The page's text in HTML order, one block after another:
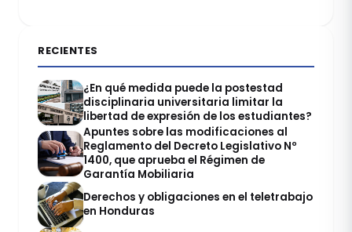
RECIENTES
¿En qué medida puede la postestad
disciplinaria universitaria limitar la
libertad de expresión de los estudiantes?
Apuntes sobre las modificaciones al
Reglamento del Decreto Legislativo Nº
1400, que aprueba el Régimen de
Garantía Mobiliaria
Derechos y obligaciones en el teletrabajo
en Honduras